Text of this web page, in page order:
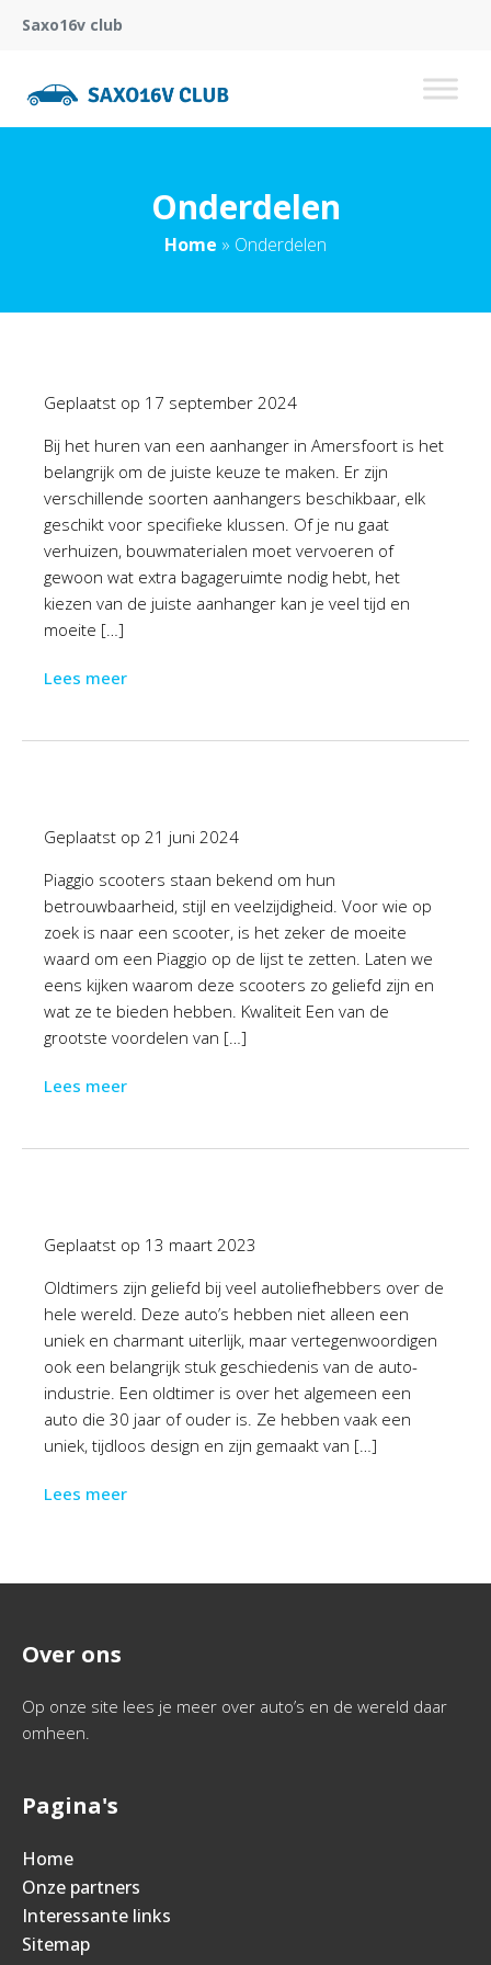
Saxo16v club
Onderdelen
Home » Onderdelen
Geplaatst op 17 september 2024
Bij het huren van een aanhanger in Amersfoort is het
belangrijk om de juiste keuze te maken. Er zijn
verschillende soorten aanhangers beschikbaar, elk
geschikt voor specifieke klussen. Of je nu gaat
verhuizen, bouwmaterialen moet vervoeren of
gewoon wat extra bagageruimte nodig hebt, het
kiezen van de juiste aanhanger kan je veel tijd en
moeite […]
Lees meer
Geplaatst op 21 juni 2024
Piaggio scooters staan bekend om hun
betrouwbaarheid, stijl en veelzijdigheid. Voor wie op
zoek is naar een scooter, is het zeker de moeite
waard om een Piaggio op de lijst te zetten. Laten we
eens kijken waarom deze scooters zo geliefd zijn en
wat ze te bieden hebben. Kwaliteit Een van de
grootste voordelen van […]
Lees meer
Geplaatst op 13 maart 2023
Oldtimers zijn geliefd bij veel autoliefhebbers over de
hele wereld. Deze auto’s hebben niet alleen een
uniek en charmant uiterlijk, maar vertegenwoordigen
ook een belangrijk stuk geschiedenis van de auto-
industrie. Een oldtimer is over het algemeen een
auto die 30 jaar of ouder is. Ze hebben vaak een
uniek, tijdloos design en zijn gemaakt van […]
Lees meer
Over ons
Op onze site lees je meer over auto’s en de wereld daar
omheen.
Pagina's
Home
Onze partners
Interessante links
Sitemap